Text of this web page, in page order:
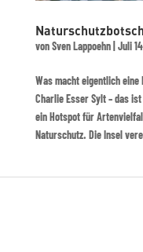
vonSven Lappoehn| Juli
Was macht eigentlich
Charlie Esser Sylt – das
ein Hotspot für
Naturschutz. Die Insel